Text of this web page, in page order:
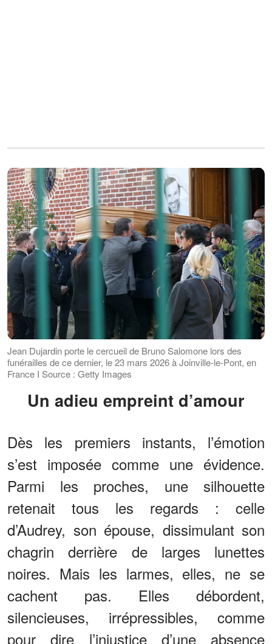
Jean Dujardin porte le cercueil de Bruno Salomone lors des
funérailles de ce dernier, le 23 mars 2026 à Joinville-le-Pont, en
France I Source : Getty Images
Un adieu empreint d’amour
Dès les premiers instants, l’émotion
s’est imposée comme une évidence.
Parmi les proches, une silhouette
retenait tous les regards : celle
d’Audrey, son épouse, dissimulant son
chagrin derrière de larges lunettes
noires. Mais les larmes, elles, ne se
cachent pas. Elles débordent,
silencieuses, irrépressibles, comme
pour dire l’injustice d’une absence